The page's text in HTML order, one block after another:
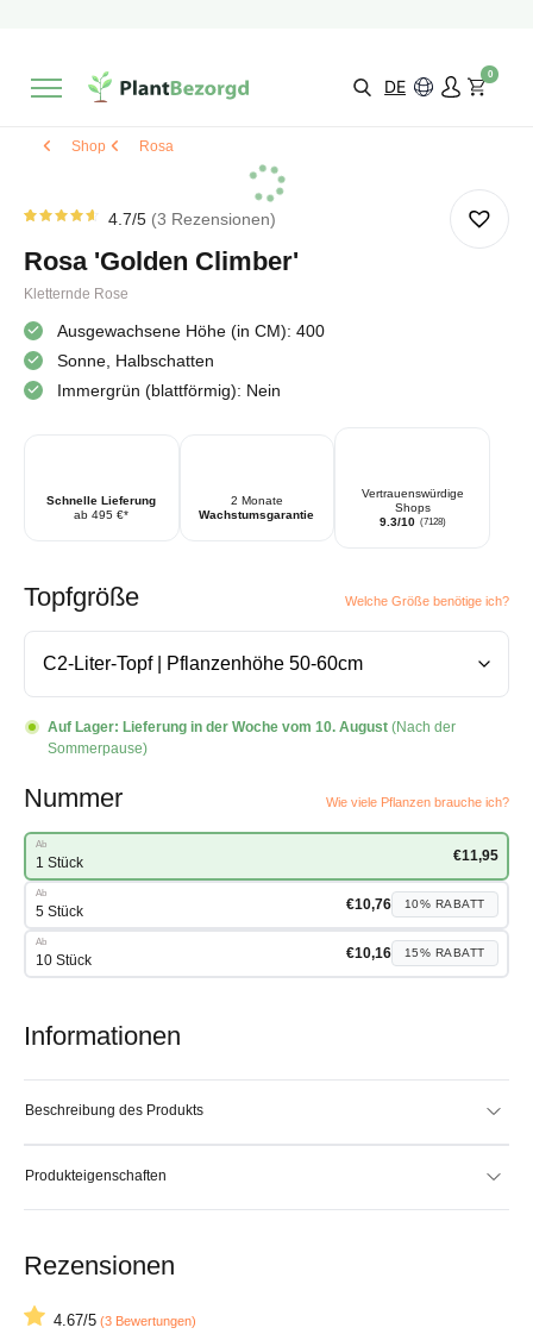
Wähle selbst
DE
0
Shop Rosa
von 5
von
aus
4.7/5 3 Rezensionen
Rosa 'Golden Climber'
Kletternde Rose
Ausgewachsene Höhe (in CM): 400
Sonne, Halbschatten
Immergrün (blattförmig): Nein
Schnelle Lieferung
ab 495 €*
2 Monate
Wachstumsgarantie
Vertrauenswürdige
Shops
9.3/10 (7128)
Topfgröße Welche Größe benötige ich?
Auf Lager: Lieferung in der Woche vom 10. August (Nach der
Sommerpause)
Nummer Wie viele Pflanzen brauche ich?
Ab
1 Stück €11,95
Ab
5 Stück €10,76 10% RABATT
Ab
10 Stück €10,16 15% RABATT
Informationen
Beschreibung des Produkts
Produkteigenschaften
Rezensionen
4.67/5 (3 Bewertungen)